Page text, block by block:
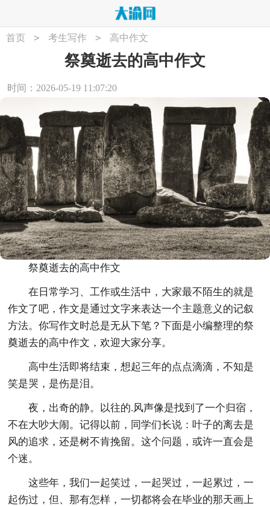
首页 > 考生写作 > 高中作文
祭奠逝去的高中作文
时间：2026-05-19 11:07:20
祭奠逝去的高中作文
在日常学习、工作或生活中，大家最不陌生的就是
作文了吧，作文是通过文字来表达一个主题意义的记叙
方法。你写作文时总是无从下笔？下面是小编整理的祭
奠逝去的高中作文，欢迎大家分享。
高中生活即将结束，想起三年的点点滴滴，不知是
笑是哭，是伤是泪。
夜，出奇的静。以往的.风声像是找到了一个归宿，
不在大吵大闹。记得以前，同学们长说：叶子的离去是
风的追求，还是树不肯挽留。这个问题，或许一直会是
个迷。
这些年，我们一起笑过，一起哭过，一起累过，一
起伤过，但、那有怎样，一切都将会在毕业的那天画上